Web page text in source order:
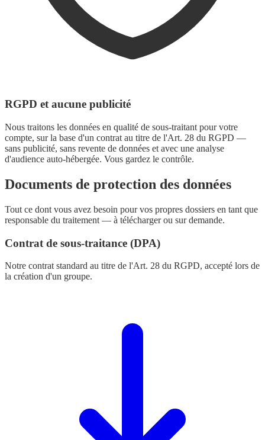
RGPD et aucune publicité
Nous traitons les données en qualité de sous-traitant pour votre
compte, sur la base d'un contrat au titre de l'Art. 28 du RGPD —
sans publicité, sans revente de données et avec une analyse
d'audience auto-hébergée. Vous gardez le contrôle.
Documents de protection des données
Tout ce dont vous avez besoin pour vos propres dossiers en tant que
responsable du traitement — à télécharger ou sur demande.
Contrat de sous-traitance (DPA)
Notre contrat standard au titre de l'Art. 28 du RGPD, accepté lors de
la création d'un groupe.